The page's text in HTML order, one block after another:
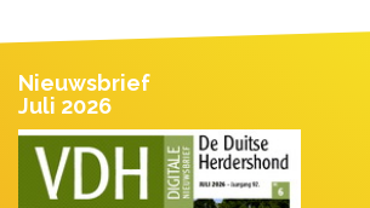
Nieuwsbrief
Juli 2026